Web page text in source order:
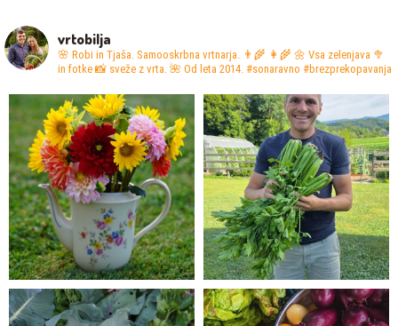
vrtobilja
🌸 Robi in Tjaša. Samooskrbna vrtnarja. 👨‍🌾 👩‍🌾 🌼 Vsa zelenjava 🥦
in fotke 📸 sveže z vrta. 🌺 Od leta 2014. #sonaravno #brezprekopavanja